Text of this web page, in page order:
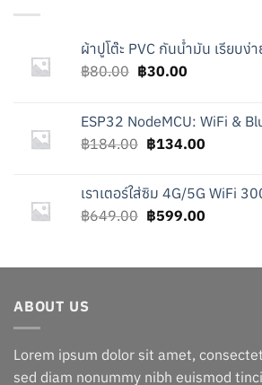
ผ้าปูโต๊ะ PVC กันน้ำมัน เรียบง่
฿80.00 Original
฿80.00.
฿30.00Current
฿30.00.
ESP32 NodeMCU: WiFi &
฿184.00 Original
฿184.00.
฿134.00Current
฿
เราเตอร์ใส่ซิม 4G/5G WiFi
฿649.00 Original
฿649.00.
฿599.00Current
฿
ABOUT US
Lorem ipsum dolor sit amet,
sed diam nonummy nibh euismod